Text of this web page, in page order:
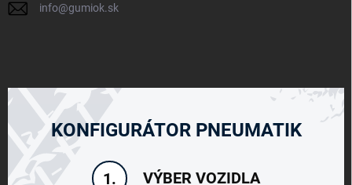
info@gumiok.sk
KONFIGURÁTOR PNEUMATIK
1. VÝBER VOZIDLA